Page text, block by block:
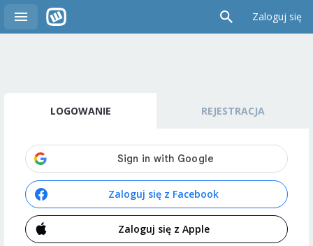
Zaloguj się
LOGOWANIE REJESTRACJA
Zaloguj się z Facebook
Zaloguj się z Apple